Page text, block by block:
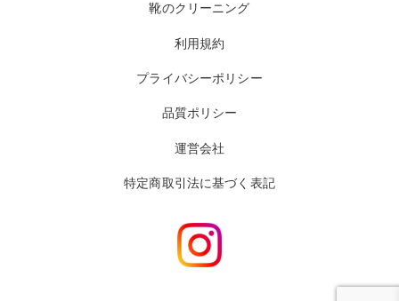
靴のクリーニング
利用規約
プライバシーポリシー
品質ポリシー
運営会社
特定商取引法に基づく表記